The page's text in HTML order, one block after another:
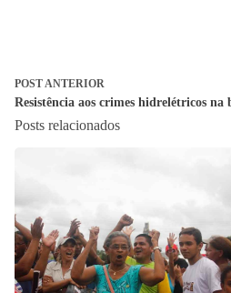
POSTANTERIOR
Resistência aos crimes hidrelétricos na
Posts relacionados